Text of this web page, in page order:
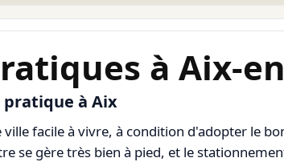
à Aix-
pratique à Aix
ville facile à vivre, à condition d'adopter le
se gère très bien à pied, et le